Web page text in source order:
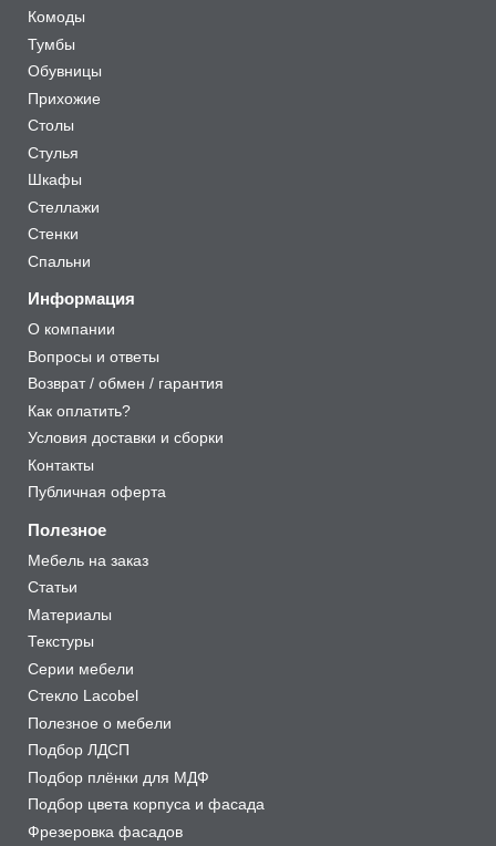
Комоды
Тумбы
Обувницы
Прихожие
Столы
Стулья
Шкафы
Стеллажи
Стенки
Спальни
Информация
О компании
Вопросы и ответы
Возврат / обмен / гарантия
Как оплатить?
Условия доставки и сборки
Контакты
Публичная оферта
Полезное
Мебель на заказ
Статьи
Материалы
Текстуры
Серии мебели
Стекло Lacobel
Полезное о мебели
Подбор ЛДСП
Подбор плёнки для МДФ
Подбор цвета корпуса и фасада
Фрезеровка фасадов